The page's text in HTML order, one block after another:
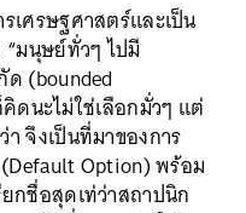
เศรษฐศาสตร์และเป็น
มนุษย์ทั่วๆ ไปมี
(bounded
ดนะไม่ใช่เลือกมั่วๆ แต่
จึงเป็นที่มาของการ
Option) พร้อม
กชื่อสุดเท่ว่าสถาปนิก